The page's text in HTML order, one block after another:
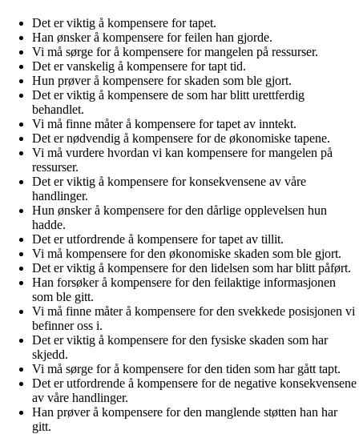
Det er viktig å kompensere for tapet.
Han ønsker å kompensere for feilen han gjorde.
Vi må sørge for å kompensere for mangelen på ressurser.
Det er vanskelig å kompensere for tapt tid.
Hun prøver å kompensere for skaden som ble gjort.
Det er viktig å kompensere de som har blitt urettferdig
behandlet.
Vi må finne måter å kompensere for tapet av inntekt.
Det er nødvendig å kompensere for de økonomiske tapene.
Vi må vurdere hvordan vi kan kompensere for mangelen på
ressurser.
Det er viktig å kompensere for konsekvensene av våre
handlinger.
Hun ønsker å kompensere for den dårlige opplevelsen hun
hadde.
Det er utfordrende å kompensere for tapet av tillit.
Vi må kompensere for den økonomiske skaden som ble gjort.
Det er viktig å kompensere for den lidelsen som har blitt påført.
Han forsøker å kompensere for den feilaktige informasjonen
som ble gitt.
Vi må finne måter å kompensere for den svekkede posisjonen vi
befinner oss i.
Det er viktig å kompensere for den fysiske skaden som har
skjedd.
Vi må sørge for å kompensere for den tiden som har gått tapt.
Det er utfordrende å kompensere for de negative konsekvensene
av våre handlinger.
Han prøver å kompensere for den manglende støtten han har
gitt.